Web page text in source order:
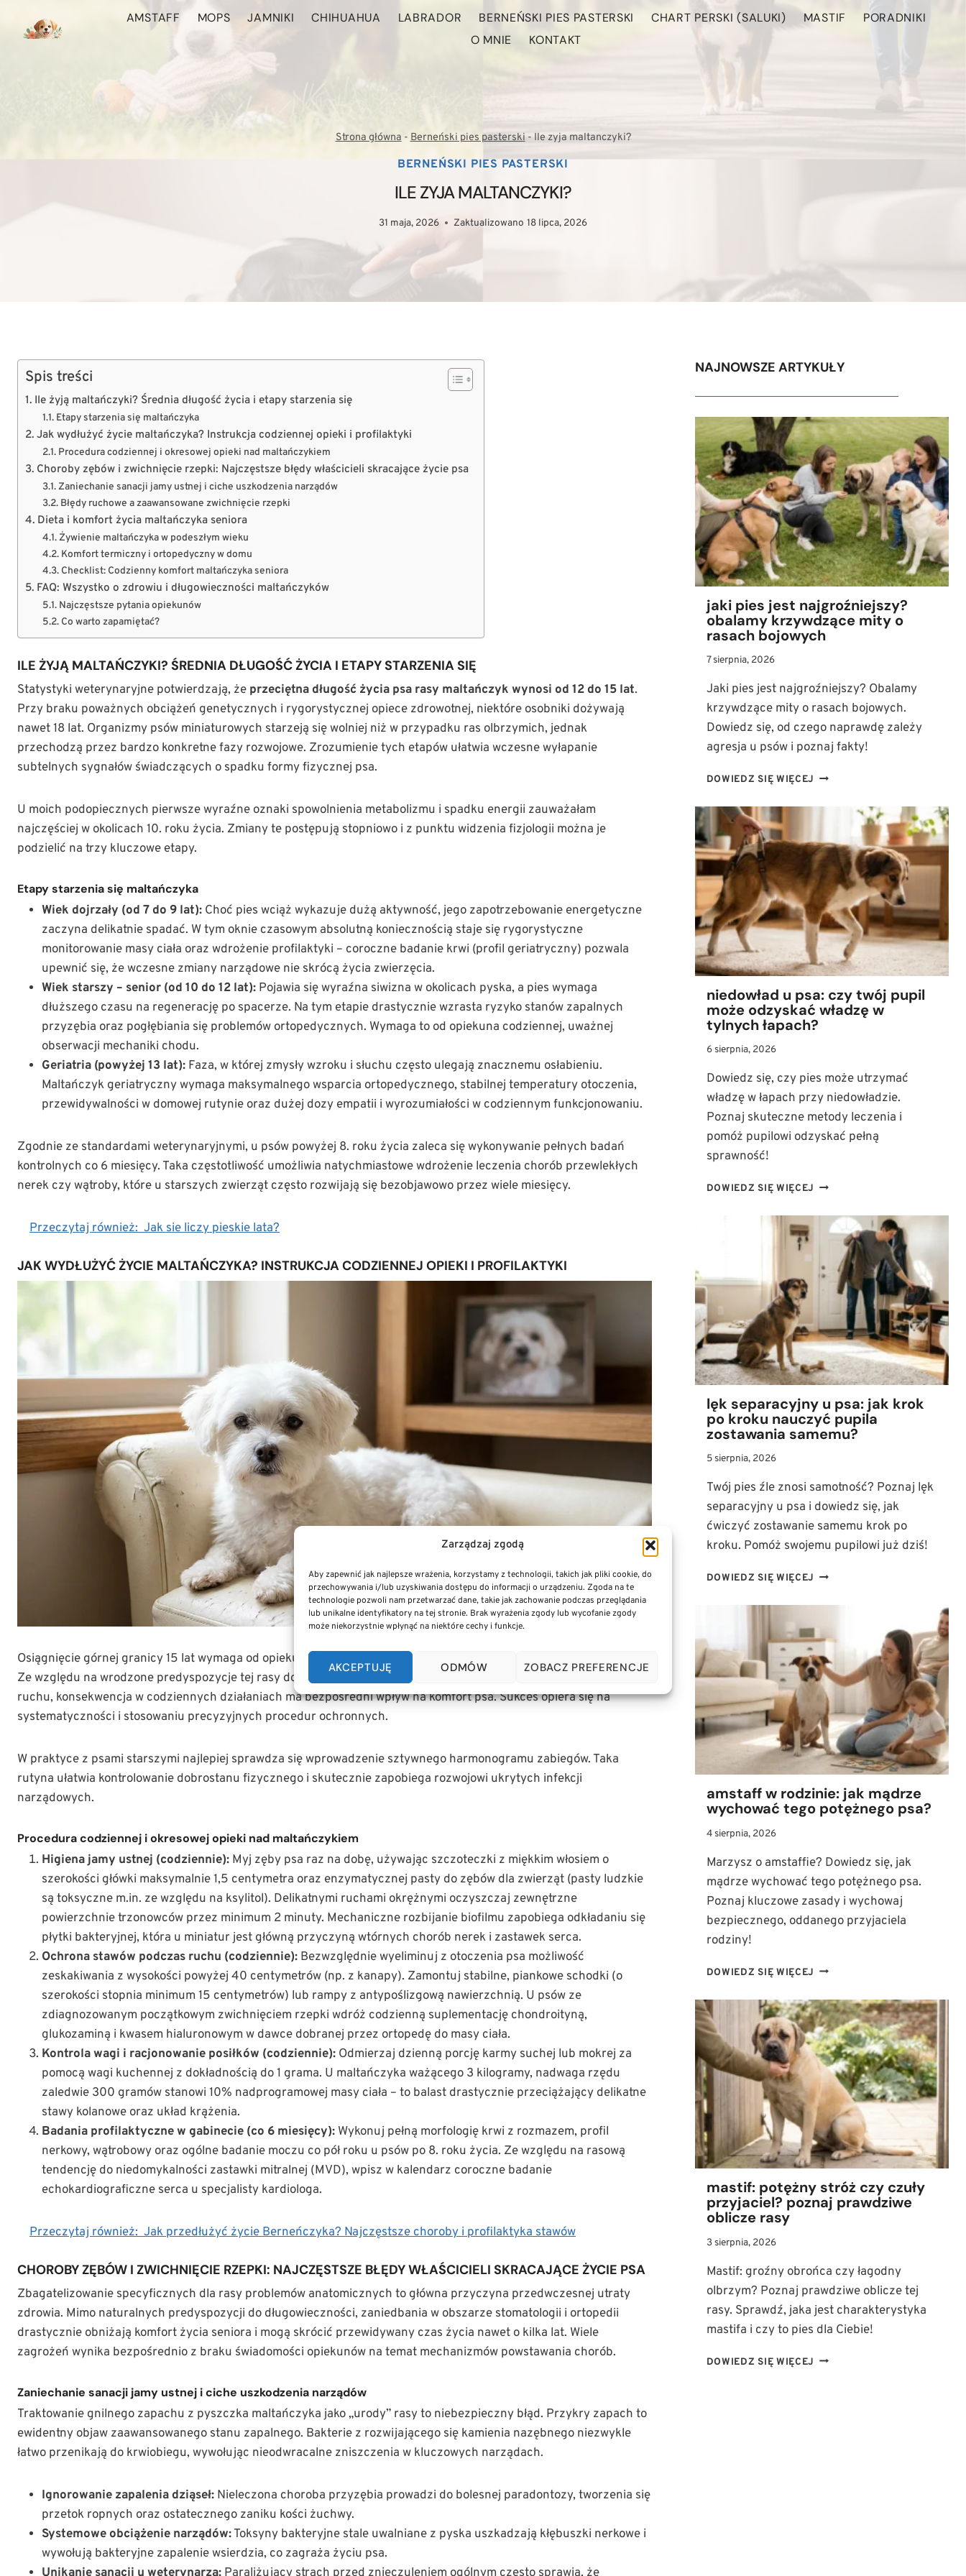
Zarządzaj zgodą
Aby zapewnić jak najlepsze wrażenia, korzystamy z technologii, takich jak pliki cookie, do
przechowywania i/lub uzyskiwania dostępu do informacji o urządzeniu. Zgoda na te
technologie pozwoli nam przetwarzać dane, takie jak zachowanie podczas przeglądania
lub unikalne identyfikatory na tej stronie. Brak wyrażenia zgody lub wycofanie zgody
może niekorzystnie wpłynąć na niektóre cechy i funkcje.
AKCEPTUJĘ ODMÓW ZOBACZ PREFERENCJE
AMSTAFF MOPS JAMNIKI CHIHUAHUA LABRADOR BERNEŃSKI PIES PASTERSKI CHART PERSKI (SALUKI) MASTIF
PORADNIKI
O MNIE
KONTAKT
Strona główna-Berneński pies pasterski- Ile zyja maltanczyki?
BERNEŃSKI PIES PASTERSKI
ILE ZYJA MALTANCZYKI?
31 maja, 2026 Zaktualizowano 18 lipca, 2026
Spis treści
Ile żyją maltańczyki? Średnia długość życia i etapy starzenia się
Etapy starzenia się maltańczyka
Jak wydłużyć życie maltańczyka? Instrukcja codziennej opieki i profilaktyki
Procedura codziennej i okresowej opieki nad maltańczykiem
Choroby zębów i zwichnięcie rzepki: Najczęstsze błędy właścicieli skracające życie psa
Zaniechanie sanacji jamy ustnej i ciche uszkodzenia narządów
Błędy ruchowe a zaawansowane zwichnięcie rzepki
Dieta i komfort życia maltańczyka seniora
Żywienie maltańczyka w podeszłym wieku
Komfort termiczny i ortopedyczny w domu
Checklist: Codzienny komfort maltańczyka seniora
FAQ: Wszystko o zdrowiu i długowieczności maltańczyków
Najczęstsze pytania opiekunów
Co warto zapamiętać?
ILE ŻYJĄ MALTAŃCZYKI? ŚREDNIA DŁUGOŚĆ ŻYCIA I ETAPY STARZENIA SIĘ
Statystyki weterynaryjne potwierdzają, że przeciętna długość życia psa rasy maltańczyk wynosi od 12 do 15 lat.
Przy braku poważnych obciążeń genetycznych i rygorystycznej opiece zdrowotnej, niektóre osobniki dożywają
nawet 18 lat. Organizmy psów miniaturowych starzeją się wolniej niż w przypadku ras olbrzymich, jednak
przechodzą przez bardzo konkretne fazy rozwojowe. Zrozumienie tych etapów ułatwia wczesne wyłapanie
subtelnych sygnałów świadczących o spadku formy fizycznej psa.
U moich podopiecznych pierwsze wyraźne oznaki spowolnienia metabolizmu i spadku energii zauważałam
najczęściej w okolicach 10. roku życia. Zmiany te postępują stopniowo i z punktu widzenia fizjologii można je
podzielić na trzy kluczowe etapy.
Etapy starzenia się maltańczyka
Wiek dojrzały (od 7 do 9 lat): Choć pies wciąż wykazuje dużą aktywność, jego zapotrzebowanie energetyczne
zaczyna delikatnie spadać. W tym oknie czasowym absolutną koniecznością staje się rygorystyczne
monitorowanie masy ciała oraz wdrożenie profilaktyki – coroczne badanie krwi (profil geriatryczny) pozwala
upewnić się, że wczesne zmiany narządowe nie skrócą życia zwierzęcia.
Wiek starszy – senior (od 10 do 12 lat): Pojawia się wyraźna siwizna w okolicach pyska, a pies wymaga
dłuższego czasu na regenerację po spacerze. Na tym etapie drastycznie wzrasta ryzyko stanów zapalnych
przyzębia oraz pogłębiania się problemów ortopedycznych. Wymaga to od opiekuna codziennej, uważnej
obserwacji mechaniki chodu.
Geriatria (powyżej 13 lat): Faza, w której zmysły wzroku i słuchu często ulegają znacznemu osłabieniu.
Maltańczyk geriatryczny wymaga maksymalnego wsparcia ortopedycznego, stabilnej temperatury otoczenia,
przewidywalności w domowej rutynie oraz dużej dozy empatii i wyrozumiałości w codziennym funkcjonowaniu.
Zgodnie ze standardami weterynaryjnymi, u psów powyżej 8. roku życia zaleca się wykonywanie pełnych badań
kontrolnych co 6 miesięcy. Taka częstotliwość umożliwia natychmiastowe wdrożenie leczenia chorób przewlekłych
nerek czy wątroby, które u starszych zwierząt często rozwijają się bezobjawowo przez wiele miesięcy.
Przeczytaj również: Jak sie liczy pieskie lata?
JAK WYDŁUŻYĆ ŻYCIE MALTAŃCZYKA? INSTRUKCJA CODZIENNEJ OPIEKI I PROFILAKTYKI
Osiągnięcie górnej granicy 15 lat wymaga od opiekuna wyrobienia stałych nawyków medycznych i pielęgnacyjnych.
Ze względu na wrodzone predyspozycje tej rasy do zaawansowanych chorób przyzębia oraz schorzeń układu
ruchu, konsekwencja w codziennych działaniach ma bezpośredni wpływ na komfort psa. Sukces opiera się na
systematyczności i stosowaniu precyzyjnych procedur ochronnych.
W praktyce z psami starszymi najlepiej sprawdza się wprowadzenie sztywnego harmonogramu zabiegów. Taka
rutyna ułatwia kontrolowanie dobrostanu fizycznego i skutecznie zapobiega rozwojowi ukrytych infekcji
narządowych.
Procedura codziennej i okresowej opieki nad maltańczykiem
Higiena jamy ustnej (codziennie): Myj zęby psa raz na dobę, używając szczoteczki z miękkim włosiem o
szerokości główki maksymalnie 1,5 centymetra oraz enzymatycznej pasty do zębów dla zwierząt (pasty ludzkie
są toksyczne m.in. ze względu na ksylitol). Delikatnymi ruchami okrężnymi oczyszczaj zewnętrzne
powierzchnie trzonowców przez minimum 2 minuty. Mechaniczne rozbijanie biofilmu zapobiega odkładaniu się
płytki bakteryjnej, która u miniatur jest główną przyczyną wtórnych chorób nerek i zastawek serca.
Ochrona stawów podczas ruchu (codziennie): Bezwzględnie wyeliminuj z otoczenia psa możliwość
zeskakiwania z wysokości powyżej 40 centymetrów (np. z kanapy). Zamontuj stabilne, piankowe schodki (o
szerokości stopnia minimum 15 centymetrów) lub rampy z antypoślizgową nawierzchnią. U psów ze
zdiagnozowanym początkowym zwichnięciem rzepki wdróż codzienną suplementację chondroityną,
glukozaminą i kwasem hialuronowym w dawce dobranej przez ortopedę do masy ciała.
Kontrola wagi i racjonowanie posiłków (codziennie): Odmierzaj dzienną porcję karmy suchej lub mokrej za
pomocą wagi kuchennej z dokładnością do 1 grama. U maltańczyka ważącego 3 kilogramy, nadwaga rzędu
zaledwie 300 gramów stanowi 10% nadprogramowej masy ciała – to balast drastycznie przeciążający delikatne
stawy kolanowe oraz układ krążenia.
Badania profilaktyczne w gabinecie (co 6 miesięcy): Wykonuj pełną morfologię krwi z rozmazem, profil
nerkowy, wątrobowy oraz ogólne badanie moczu co pół roku u psów po 8. roku życia. Ze względu na rasową
tendencję do niedomykalności zastawki mitralnej (MVD), wpisz w kalendarz coroczne badanie
echokardiograficzne serca u specjalisty kardiologa.
Przeczytaj również: Jak przedłużyć życie Berneńczyka? Najczęstsze choroby i profilaktyka stawów
CHOROBY ZĘBÓW I ZWICHNIĘCIE RZEPKI: NAJCZĘSTSZE BŁĘDY WŁAŚCICIELI SKRACAJĄCE ŻYCIE PSA
Zbagatelizowanie specyficznych dla rasy problemów anatomicznych to główna przyczyna przedwczesnej utraty
zdrowia. Mimo naturalnych predyspozycji do długowieczności, zaniedbania w obszarze stomatologii i ortopedii
drastycznie obniżają komfort życia seniora i mogą skrócić przewidywany czas życia nawet o kilka lat. Wiele
zagrożeń wynika bezpośrednio z braku świadomości opiekunów na temat mechanizmów powstawania chorób.
Zaniechanie sanacji jamy ustnej i ciche uszkodzenia narządów
Traktowanie gnilnego zapachu z pyszczka maltańczyka jako „urody” rasy to niebezpieczny błąd. Przykry zapach to
ewidentny objaw zaawansowanego stanu zapalnego. Bakterie z rozwijającego się kamienia nazębnego niezwykle
łatwo przenikają do krwiobiegu, wywołując nieodwracalne zniszczenia w kluczowych narządach.
Ignorowanie zapalenia dziąseł: Nieleczona choroba przyzębia prowadzi do bolesnej paradontozy, tworzenia się
przetok ropnych oraz ostatecznego zaniku kości żuchwy.
Systemowe obciążenie narządów:Toksyny bakteryjne stale uwalniane z pyska uszkadzają kłębuszki nerkowe i
wywołują bakteryjne zapalenie wsierdzia, co zagraża życiu psa.
NAJNOWSZE ARTYKUŁY
jaki pies jest najgroźniejszy?
obalamy krzywdzące mity o
rasach bojowych
7 sierpnia, 2026
Jaki pies jest najgroźniejszy? Obalamy
krzywdzące mity o rasach bojowych.
Dowiedz się, od czego naprawdę zależy
agresja u psów i poznaj fakty!
DOWIEDZ SIĘ WIĘCEJ JAKI
JEST
NAJGROŹNIEJSZY?
OBALAMY
KRZYWDZĄCE
MITY
O
RASACH
BOJOWYCH
niedowład u psa: czy twój pupil
może odzyskać władzę w
tylnych łapach?
6 sierpnia, 2026
Dowiedz się, czy pies może utrzymać
władzę w łapach przy niedowładzie.
Poznaj skuteczne metody leczenia i
pomóż pupilowi odzyskać pełną
sprawność!
DOWIEDZ SIĘ WIĘCEJ NIEDOWŁAD
PSA:
CZY
PUPIL
MOŻE
ODZYSKAĆ
WŁADZĘ
TYLNYCH
ŁAPACH?
lęk separacyjny u psa: jak krok
po kroku nauczyć pupila
zostawania samemu?
5 sierpnia, 2026
Twój pies źle znosi samotność? Poznaj lęk
separacyjny u psa i dowiedz się, jak
ćwiczyć zostawanie samemu krok po
kroku. Pomóż swojemu pupilowi już dziś!
DOWIEDZ SIĘ WIĘCEJ LĘK
U
JAK
PO
KROKU
NAUCZYĆ
PUPILA
ZOSTAWANIA
SAMEMU?
amstaff w rodzinie: jak mądrze
wychować tego potężnego psa?
4 sierpnia, 2026
Marzysz o amstaffie? Dowiedz się, jak
mądrze wychować tego potężnego psa.
Poznaj kluczowe zasady i wychowaj
bezpiecznego, oddanego przyjaciela
rodziny!
DOWIEDZ SIĘ WIĘCEJ AMSTAFF
RODZINIE:
JAK
MĄDRZE
WYCHOWAĆ
TEGO
POTĘŻNEGO
PSA?
mastif: potężny stróż czy czuły
przyjaciel? poznaj prawdziwe
oblicze rasy
3 sierpnia, 2026
Mastif: groźny obrońca czy łagodny
olbrzym? Poznaj prawdziwe oblicze tej
rasy. Sprawdź, jaka jest charakterystyka
mastifa i czy to pies dla Ciebie!
DOWIEDZ SIĘ WIĘCEJ MASTIF: